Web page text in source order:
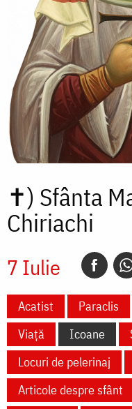
✝) Sfânta
Chiriachi
7 Iulie
Acatist Paraclis
Viață
Icoane
Locuri de pelerinaj
Articole despre sfânt